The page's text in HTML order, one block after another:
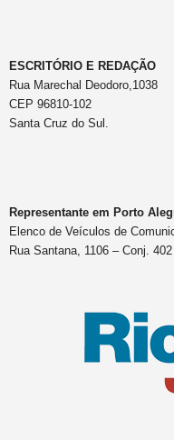
ESCRITÓRIO E REDAÇÃO
Rua Marechal Deodoro,1038
CEP 96810-102
Santa Cruz do Sul.
Representante em Porto
Elenco de Veículos de
Rua Santana, 1106 – Conj.